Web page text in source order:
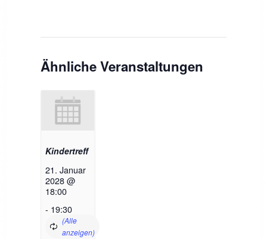
Ähnliche Veranstaltungen
Kindertreff
21. Januar
2028 @
18:00
- 19:30